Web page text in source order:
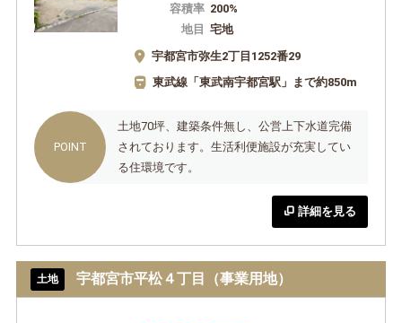
容積率 200%
地目
宅地
宇都宮市弥生2丁目1252番29
東武線「東武南宇都宮駅」まで約850m
土地70坪、建築条件無し、公営上下水道完備
されております。生活利便施設が充実してい
る住環境です。
詳細を見る
土地 宇都宮市平松４丁目（事業用地）